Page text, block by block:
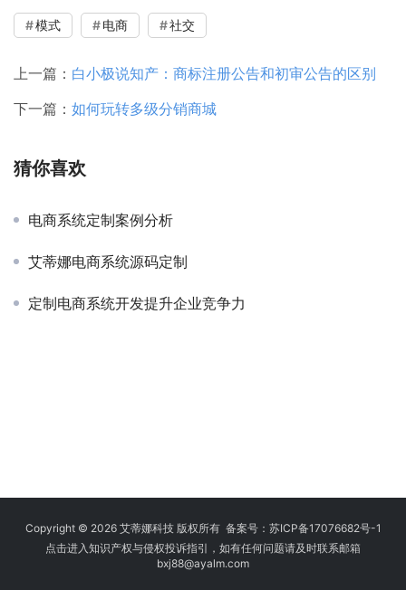
模式 电商 社交
上一篇： 白小极说知产：商标注册公告和初审公告的区别
下一篇： 如何玩转多级分销商城
猜你喜欢
电商系统定制案例分析
艾蒂娜电商系统源码定制
定制电商系统开发提升企业竞争力
Copyright © 2026 艾蒂娜科技 版权所有 备案号： 苏ICP备17076682号-1
点击进入知识产权与侵权投诉指引，如有任何问题请及时联系邮箱
bxj88@ayalm.com